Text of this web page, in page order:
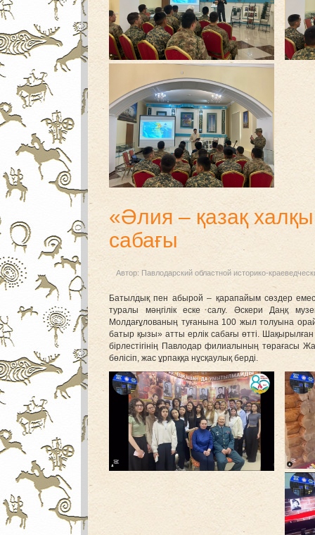
«Әлия – қазақ
сабағы
Автор: Павлодарский областной историко-
Батылдық пен абырой – қарапайым сөздер
туралы мәңгілік еске салу. Әскери Даңқ
Молдағұлованың туғанына 100 жыл толуына
батыр қызы» атты ерлік сабағы өтті.
бірлестігінің Павлодар филиалының төрағасы
бөлісіп, жас ұрпаққа нұсқаулық берді.